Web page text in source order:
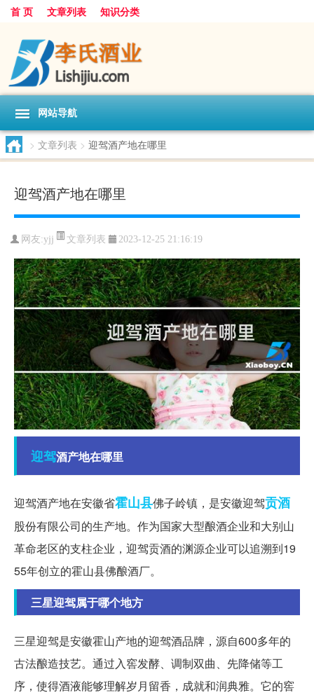
首 页 文章列表 知识分类
网站导航
> 文章列表 > 迎驾酒产地在哪里
迎驾酒产地在哪里
网友:yjj 文章列表 2023-12-25 21:16:19
迎驾酒产地在哪里
迎驾酒产地在安徽省霍山县佛子岭镇，是安徽迎驾贡酒
股份有限公司的生产地。作为国家大型酿酒企业和大别山
革命老区的支柱企业，迎驾贡酒的渊源企业可以追溯到19
55年创立的霍山县佛酿酒厂。
三星迎驾属于哪个地方
三星迎驾是安徽霍山产地的迎驾酒品牌，源自600多年的
古法酿造技艺。通过入窖发酵、调制双曲、先降储等工
序，使得酒液能够理解岁月留香，成就和润典雅。它的窖